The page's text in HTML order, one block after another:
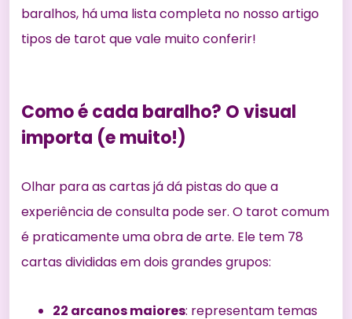
baralhos, há uma lista completa no nosso artigo
tipos de tarot que vale muito conferir!
Como é cada baralho? O visual
importa (e muito!)
Olhar para as cartas já dá pistas do que a
experiência de consulta pode ser. O tarot comum
é praticamente uma obra de arte. Ele tem 78
cartas divididas em dois grandes grupos:
22 arcanos maiores: representam temas